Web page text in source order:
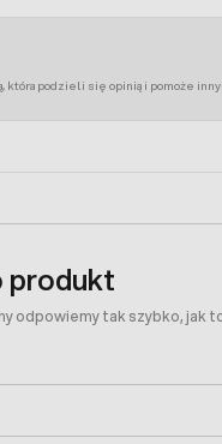
która podzieli się opinią i pomoże
produkt
odpowiemy tak szybko, jak